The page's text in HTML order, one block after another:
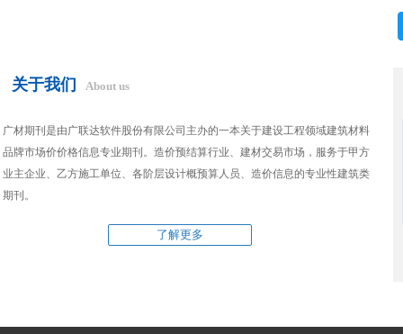
关于我们 About us
广材期刊是由广联达软件股份有限公司主办的一本关于建设工程领域建筑材料
品牌市场价价格信息专业期刊。造价预结算行业、建材交易市场，服务于甲方
业主企业、乙方施工单位、各阶层设计概预算人员、造价信息的专业性建筑类
期刊。
了解更多